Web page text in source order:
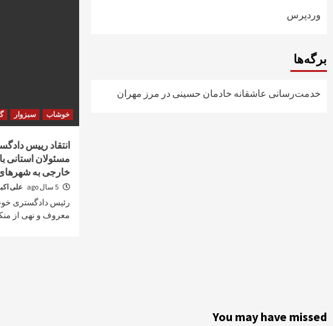
خوشاب سبزوار
انتقاد رییس
مسئولان استانی
خارجی به
5 سال ago علی
رئیس دادگستری
معروف و نهی از
وردپرس
برگه‌ها
خدمت‌رسانی عاشقانه خادمان حسینی در مرز مهران
You may have missed